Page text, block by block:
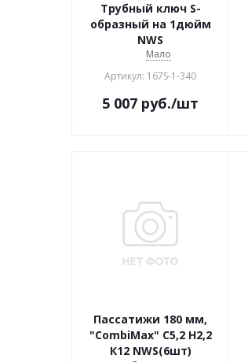
Трубный ключ S-
образный на 1дюйм
NWS
Мало
Артикул: 167S-1-340
5 007 руб./шт
Пассатижи 180 мм,
"CombiMax" С5,2 Н2,2
К12 NWS(6шт)